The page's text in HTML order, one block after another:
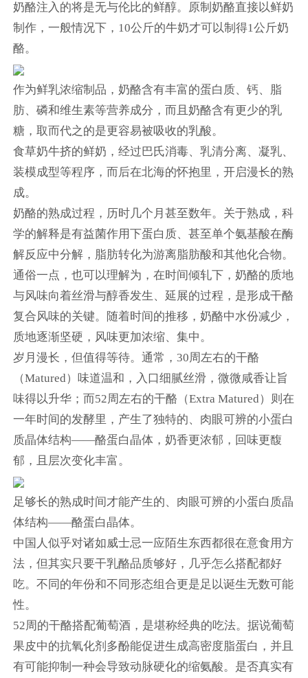
奶酪注入的将是无与伦比的鲜醇。原制奶酪直接以鲜奶
制作，一般情况下，10公斤的牛奶才可以制得1公斤奶
酪。
作为鲜乳浓缩制品，奶酪含有丰富的蛋白质、钙、脂
肪、磷和维生素等营养成分，而且奶酪含有更少的乳
糖，取而代之的是更容易被吸收的乳酸。
食草奶牛挤的鲜奶，经过巴氏消毒、乳清分离、凝乳、
装模成型等程序，而后在北海的怀抱里，开启漫长的熟
成。
奶酪的熟成过程，历时几个月甚至数年。关于熟成，科
学的解释是有益菌作用下蛋白质、甚至单个氨基酸在酶
解反应中分解，脂肪转化为游离脂肪酸和其他化合物。
通俗一点，也可以理解为，在时间倾轧下，奶酪的质地
与风味向着丝滑与醇香发生、延展的过程，是形成干酪
复合风味的关键。随着时间的推移，奶酪中水份减少，
质地逐渐坚硬，风味更加浓缩、集中。
岁月漫长，但值得等待。通常，30周左右的干酪
（Matured）味道温和，入口细腻丝滑，微微咸香让旨
味得以升华；而52周左右的干酪（Extra Matured）则在
一年时间的发酵里，产生了独特的、肉眼可辨的小蛋白
质晶体结构——酪蛋白晶体，奶香更浓郁，回味更馥
郁，且层次变化丰富。
足够长的熟成时间才能产生的、肉眼可辨的小蛋白质晶
体结构——酪蛋白晶体。
中国人似乎对诸如威士忌一应陌生东西都很在意食用方
法，但其实只要干乳酪品质够好，几乎怎么搭配都好
吃。不同的年份和不同形态组合更是足以诞生无数可能
性。
52周的干酪搭配葡萄酒，是堪称经典的吃法。据说葡萄
果皮中的抗氧化剂多酚能促进生成高密度脂蛋白，并且
有可能抑制一种会导致动脉硬化的缩氨酸。是否真实有